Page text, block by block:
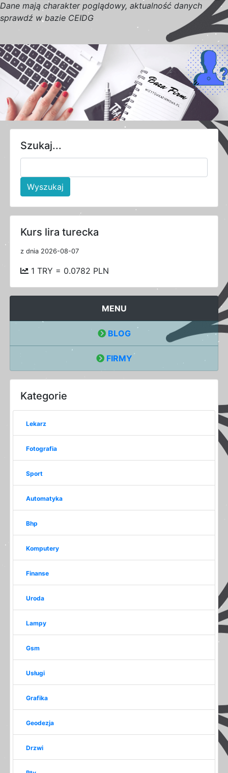
Dane mają charakter poglądowy, aktualność danych
sprawdź w bazie CEIDG
Szukaj...
Wyszukaj
Kurs lira turecka
z dnia 2026-08-07
1 TRY = 0.0782 PLN
MENU
BLOG
FIRMY
Kategorie
Lekarz
Fotografia
Sport
Automatyka
Bhp
Komputery
Finanse
Uroda
Lampy
Gsm
Usługi
Grafika
Geodezja
Drzwi